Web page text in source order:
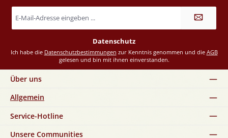
E-
Mail-
Datenschutz
Ich habe die Datenschutzbestimmungen zur Kenntnis genommen und die AGB
gelesen und bin mit ihnen einverstanden.
Über uns
Allgemein
Service-Hotline
Unsere Communities